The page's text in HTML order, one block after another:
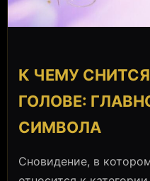
К ЧЕМУ
ГОЛОВЕ:
СИМВОЛА
Сновидение, в